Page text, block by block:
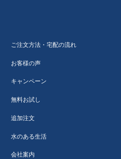
ご注文方法・宅配の流れ
お客様の声
キャンペーン
無料お試し
追加注文
水のある生活
会社案内